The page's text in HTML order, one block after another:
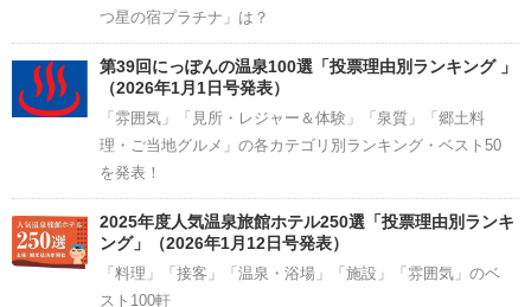
つ星の宿プラチナ」は？
第39回にっぽんの温泉100選「投票理由別ランキング 」
（2026年1月1日号発表）
「雰囲気」「見所・レジャー＆体験」「泉質」「郷土料
理・ご当地グルメ」の各カテゴリ別ランキング・ベスト50
を発表！
2025年度人気温泉旅館ホテル250選「投票理由別ランキ
ング」（2026年1月12日号発表）
「料理」「接客」「温泉・浴場」「施設」「雰囲気」のベ
スト100軒